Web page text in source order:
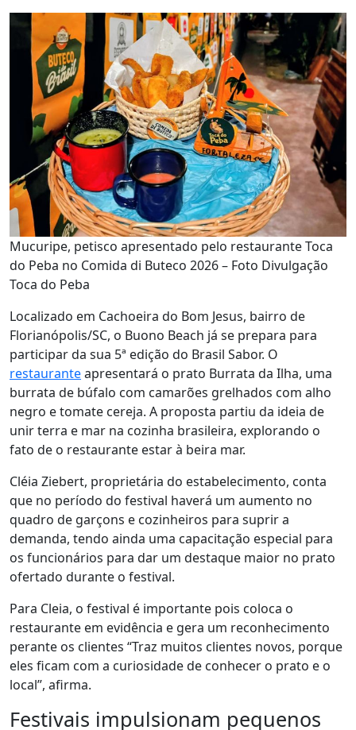
Mucuripe, petisco apresentado pelo restaurante Toca
do Peba no Comida di Buteco 2026 – Foto Divulgação
Toca do Peba
Localizado em Cachoeira do Bom Jesus, bairro de
Florianópolis/SC, o Buono Beach já se prepara para
participar da sua 5ª edição do Brasil Sabor. O
restauranteapresentará o prato Burrata da Ilha, uma
burrata de búfalo com camarões grelhados com alho
negro e tomate cereja. A proposta partiu da ideia de
unir terra e mar na cozinha brasileira, explorando o
fato de o restaurante estar à beira mar.
Cléia Ziebert, proprietária do estabelecimento, conta
que no período do festival haverá um aumento no
quadro de garçons e cozinheiros para suprir a
demanda, tendo ainda uma capacitação especial para
os funcionários para dar um destaque maior no prato
ofertado durante o festival.
Para Cleia, o festival é importante pois coloca o
restaurante em evidência e gera um reconhecimento
perante os clientes “Traz muitos clientes novos, porque
eles ficam com a curiosidade de conhecer o prato e o
local”, afirma.
Festivais impulsionam pequenos